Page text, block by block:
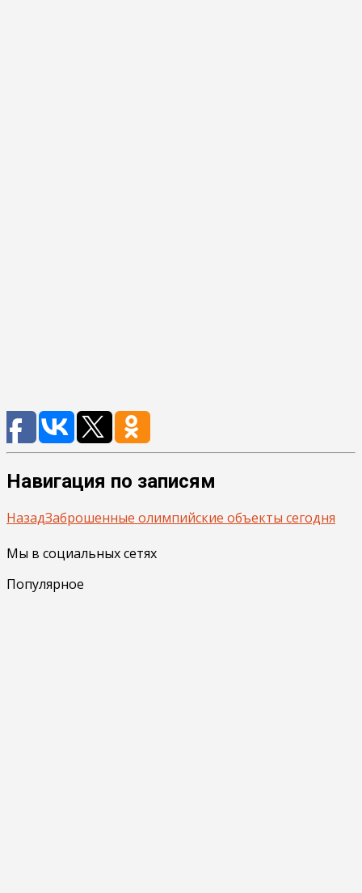
Навигация по записям
НазадЗаброшенные олимпийские объекты сегодня
Мы в социальных сетях
Популярное